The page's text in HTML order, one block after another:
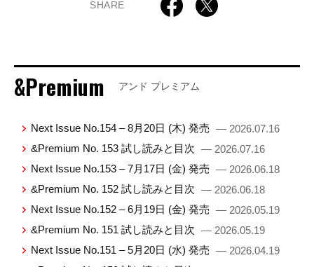
SHARE
&Premium アンド プレミアム
Next Issue No.154 – 8月20日 (木) 発売 — 2026.07.16
&Premium No. 153 試し読みと目次 — 2026.07.16
Next Issue No.153 – 7月17日 (金) 発売 — 2026.06.18
&Premium No. 152 試し読みと目次 — 2026.06.18
Next Issue No.152 – 6月19日 (金) 発売 — 2026.05.19
&Premium No. 151 試し読みと目次 — 2026.05.19
Next Issue No.151 – 5月20日 (水) 発売 — 2026.04.19